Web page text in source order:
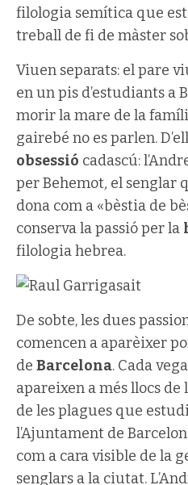
filologia semítica que
treball de fi de màster
Viuen separats: el pare
en un pis d’estudiants a
morir la mare de la
gairebé no es parlen.
obsessió cadascú:
per Behemot, el senglar
dona com a «bèstia de
conserva la passió per la
filologia hebrea.
De sobte, les dues
comencen a aparèixer
de Barcelona. Cada
apareixen a més llocs
de les plagues que
l’Ajuntament de
com a cara visible de la
senglars a la ciutat.